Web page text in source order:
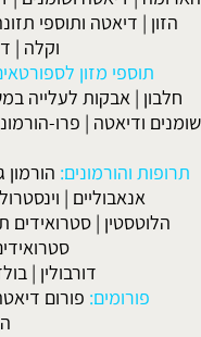
דיאטה ותוספי תזונה|
|
תוספי מזון לספורטאים:
|אבקות לעלייה במשקל
ודיאטה|פרו-הורמונים
והורמונים:הורמון גדילה
אנאבוליים|וינסטרול|
|סטרואידים
סטרואידים|
דורבולין|בולדנון|
פורומים:פורום דיאטה